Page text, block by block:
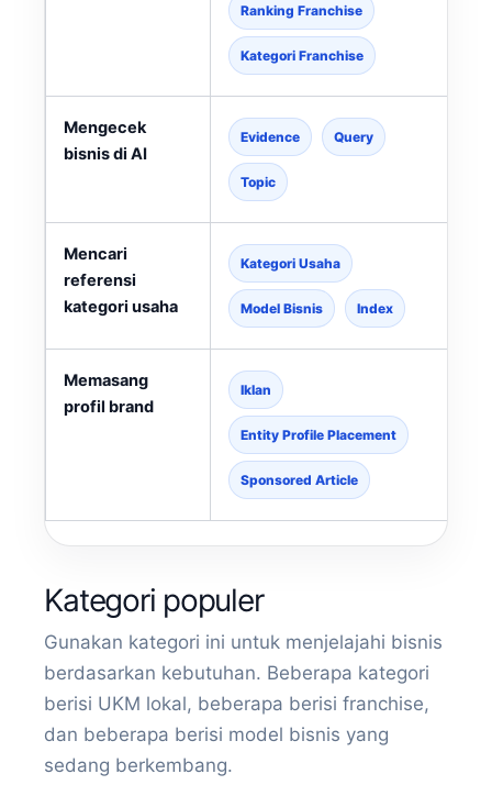
Ranking Franchise
Kategori Franchise
Mengecek
bisnis di AI
Evidence Query
Topic
Mencari
referensi
kategori usaha
Kategori Usaha
Model Bisnis Index
Memasang
profil brand
Iklan
Entity Profile Placement
Sponsored Article
Kategori populer
Gunakan kategori ini untuk menjelajahi bisnis
berdasarkan kebutuhan. Beberapa kategori
berisi UKM lokal, beberapa berisi franchise,
dan beberapa berisi model bisnis yang
sedang berkembang.